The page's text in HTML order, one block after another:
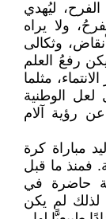
ليُهدي
ولا يراه
وثكالى
رفعُ العلم
مثلما
لعل الوطنية
عن رؤية آلام
مباراة كرة
فمنذ ما قبل
حاضرة في
لذلك لم يكن